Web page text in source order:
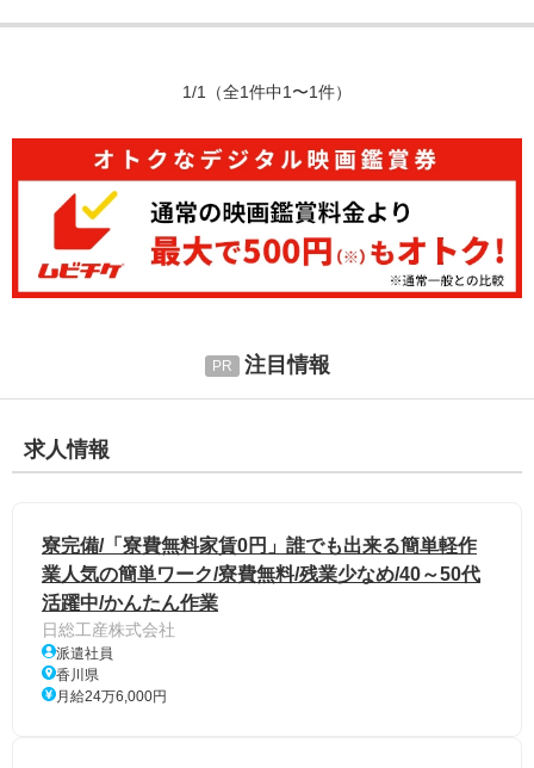
1/1 （全1件中1〜1件）
注目情報
求人情報
寮完備/「寮費無料家賃0円」誰でも出来る簡単軽作
業人気の簡単ワーク/寮費無料/残業少なめ/40～50代
活躍中/かんたん作業
日総工産株式会社
派遣社員
香川県
月給24万6,000円